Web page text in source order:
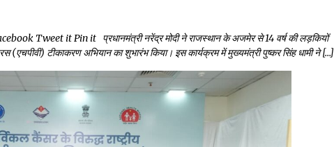
Tweet it Pin it प्रधानमंत्री नरेंद्र मोदी ने राजस्थान के अजमेर से 14 वर्ष की लड़कियों
(एचपीवी) टीकाकरण अभियान का शुभारंभ किया। इस कार्यक्रम में मुख्यमंत्री पुष्कर सिंह धामी ने […]